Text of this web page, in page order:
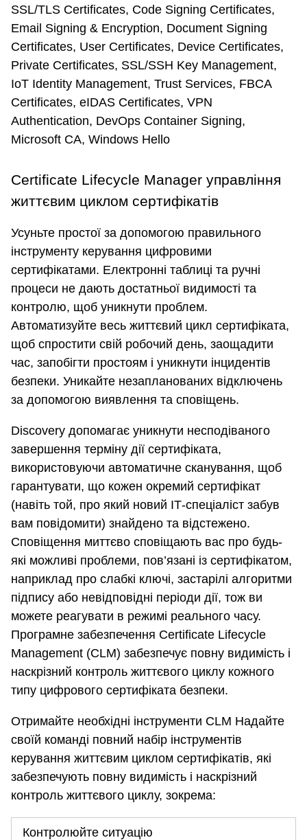
SSL/TLS Certificates, Code Signing Certificates,
Email Signing & Encryption, Document Signing
Certificates, User Certificates, Device Certificates,
Private Certificates, SSL/SSH Key Management,
IoT Identity Management, Trust Services, FBCA
Certificates, eIDAS Certificates, VPN
Authentication, DevOps Container Signing,
Microsoft CA, Windows Hello
Certificate Lifecycle Manager управління
життєвим циклом сертифікатів
Усуньте простої за допомогою правильного
інструменту керування цифровими
сертифікатами. Електронні таблиці та ручні
процеси не дають достатньої видимості та
контролю, щоб уникнути проблем.
Автоматизуйте весь життєвий цикл сертифіката,
щоб спростити свій робочий день, заощадити
час, запобігти простоям і уникнути інцидентів
безпеки. Уникайте незапланованих відключень
за допомогою виявлення та сповіщень.
Discovery допомагає уникнути несподіваного
завершення терміну дії сертифіката,
використовуючи автоматичне сканування, щоб
гарантувати, що кожен окремий сертифікат
(навіть той, про який новий ІТ-спеціаліст забув
вам повідомити) знайдено та відстежено.
Сповіщення миттєво сповіщають вас про будь-
які можливі проблеми, пов’язані із сертифікатом,
наприклад про слабкі ключі, застарілі алгоритми
підпису або невідповідні періоди дії, тож ви
можете реагувати в режимі реального часу.
Програмне забезпечення Certificate Lifecycle
Management (CLM) забезпечує повну видимість і
наскрізний контроль життєвого циклу кожного
типу цифрового сертифіката безпеки.
Отримайте необхідні інструменти CLM Надайте
своїй команді повний набір інструментів
керування життєвим циклом сертифікатів, які
забезпечують повну видимість і наскрізний
контроль життєвого циклу, зокрема:
Контролюйте ситуацію